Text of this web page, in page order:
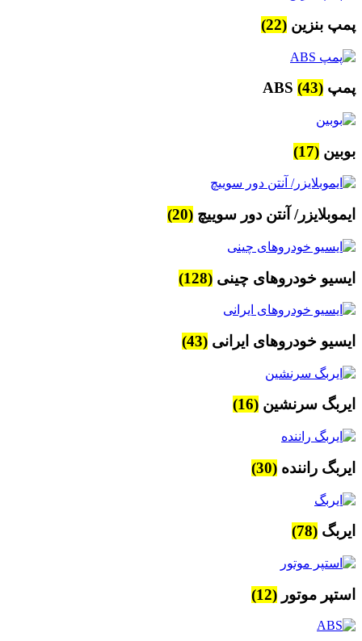
پمپ بنزین (22)
پمپ ABS (43)
بوبین (17)
ایموبلایزر/ آنتن دور سوییچ (20)
ایسیو خودروهای چینی (128)
ایسیو خودروهای ایرانی (43)
ایربگ سرنشین (16)
ایربگ راننده (30)
ایربگ (78)
استپر موتور (12)